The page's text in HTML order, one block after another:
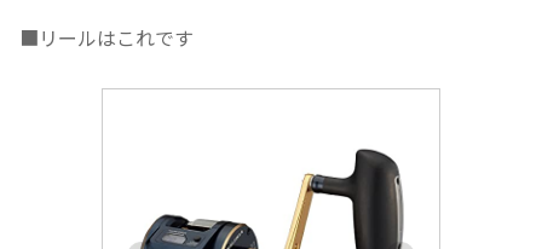
■リールはこれです